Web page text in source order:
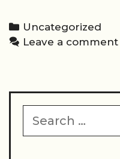
relación
con
Categories
Uncategorized
Leave a comment
for: